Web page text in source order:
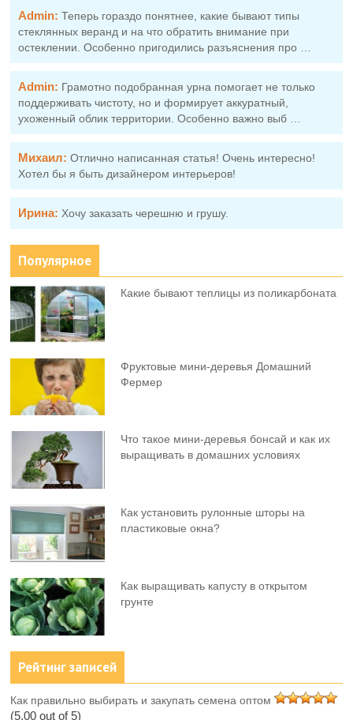
Admin: Теперь гораздо понятнее, какие бывают типы
стеклянных веранд и на что обратить внимание при
остеклении. Особенно пригодились разъяснения про …
Admin: Грамотно подобранная урна помогает не только
поддерживать чистоту, но и формирует аккуратный,
ухоженный облик территории. Особенно важно выб …
Михаил: Отлично написанная статья! Очень интересно!
Хотел бы я быть дизайнером интерьеров!
Ирина: Хочу заказать черешню и грушу.
Популярное
Какие бывают теплицы из поликарбоната
Фруктовыe мини-деревья Домашний
Фермер
Что такое мини-деревья бонсай и как их
выращивать в домашних условиях
Как установить рулонные шторы на
пластиковые окна?
Как выращивать капусту в открытом
грунте
Рейтинг записей
Как правильно выбирать и закупать семена оптом
(5,00 out of 5)